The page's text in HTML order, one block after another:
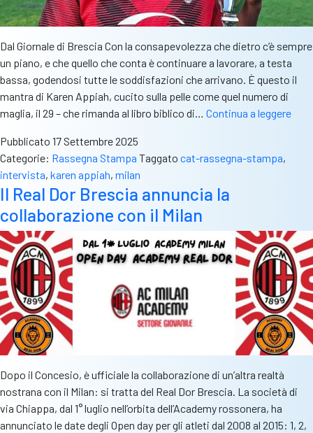
Dal Giornale di Brescia Con la consapevolezza che dietro c’è sempre
un piano, e che quello che conta è continuare a lavorare, a testa
bassa, godendosi tutte le soddisfazioni che arrivano. È questo il
mantra di Karen Appiah, cucito sulla pelle come quel numero di
maglia, il 29 – che rimanda al libro biblico di… Continua a leggere
Polo
al
gol
e
per
Pubblicato 17 Settembre 2025
Categorie: Rassegna Stampa Taggato cat-rassegna-stampa,
intervista, karen appiah, milan
Il Real Dor Brescia annuncia la
collaborazione con il Milan
Dopo il Concesio, è ufficiale la collaborazione di un’altra realtà
nostrana con il Milan: si tratta del Real Dor Brescia. La società di
via Chiappa, dal 1° luglio nell’orbita dell’Academy rossonera, ha
annunciato le date degli Open day per gli atleti dal 2008 al 2015: 1, 2,